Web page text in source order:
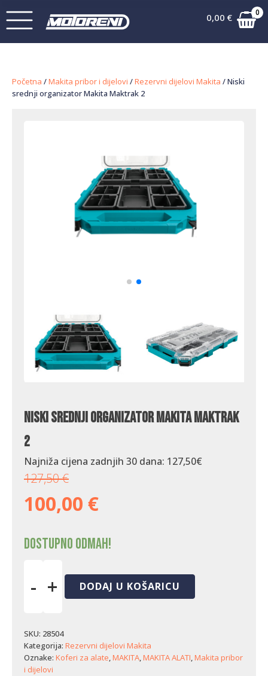
0,00 € 0
Početna /Makita pribor i dijelovi /Rezervni dijelovi Makita / Niski
srednji organizator Makita Maktrak 2
Niski srednji organizator Makita Maktrak
2
Najniža cijena zadnjih 30 dana: 127,50€
127,50€
100,00 €
Dostupno odmah!
-
Makita
Maktrak
2
količina
+ DODAJ U KOŠARICU
SKU: 28504
Kategorija: Rezervni dijelovi Makita
Oznake: Koferi za alate,MAKITA,MAKITA ALATI,Makita pribor
i dijelovi